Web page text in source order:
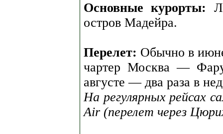
Основные курорты:
остров Мадейра.
Перелет: Обычно в
чартер Москва —
августе — два раза в
На регулярных рейсах
Air (перелет через